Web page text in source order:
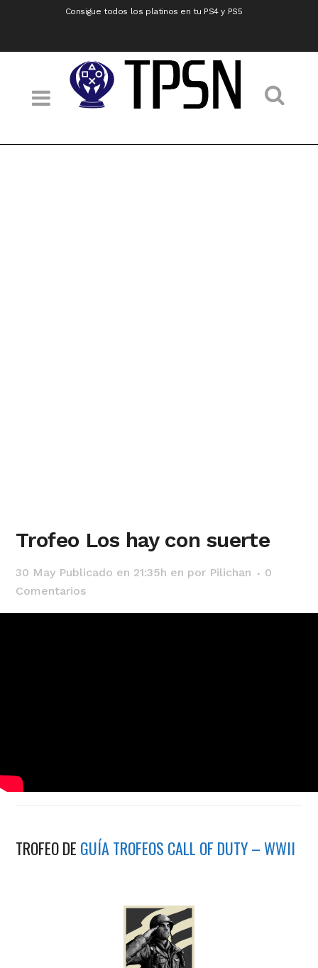
Consigue todos los platinos en tu PS4 y PS5
Trofeo Los hay con suerte
30 May Publicado en 21:35h en por Pilichan
0
Comentarios
TROFEO DE GUÍA TROFEOS CALL OF DUTY – WWII